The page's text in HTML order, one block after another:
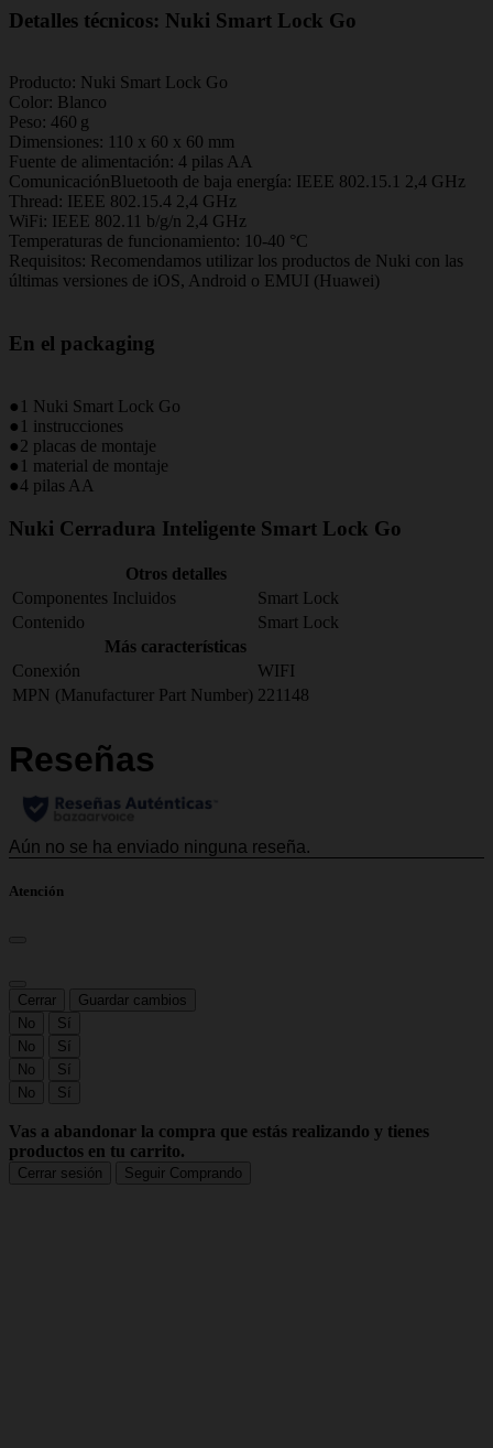
Detalles técnicos: Nuki Smart Lock Go
Producto: Nuki Smart Lock Go
Color: Blanco
Peso: 460 g
Dimensiones: 110 x 60 x 60 mm
Fuente de alimentación: 4 pilas AA
ComunicaciónBluetooth de baja energía: IEEE 802.15.1 2,4 GHz
Thread: IEEE 802.15.4 2,4 GHz
WiFi: IEEE 802.11 b/g/n 2,4 GHz
Temperaturas de funcionamiento: 10-40 °C
Requisitos: Recomendamos utilizar los productos de Nuki con las
últimas versiones de iOS, Android o EMUI (Huawei)
En el packaging
●1 Nuki Smart Lock Go
●1 instrucciones
●2 placas de montaje
●1 material de montaje
●4 pilas AA
Nuki Cerradura Inteligente Smart Lock Go
Otros detalles
Componentes Incluidos
Smart Lock
Contenido
Smart Lock
Más características
Conexión
WIFI
MPN (Manufacturer Part Number) 221148
Atención
Cerrar
Guardar cambios
No
Sí
No
Sí
No
Sí
No
Sí
Vas a abandonar la compra que estás realizando y tienes
productos en tu carrito.
Cerrar sesión Seguir Comprando